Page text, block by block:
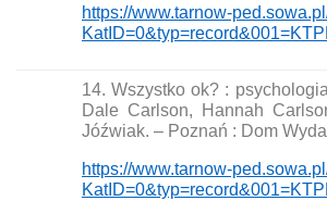
https://www.tarnow-
14. Wszystko ok? :
Dale Carlson, Hannah
Jóźwiak. – Poznań : Dom
https://www.tarnow-